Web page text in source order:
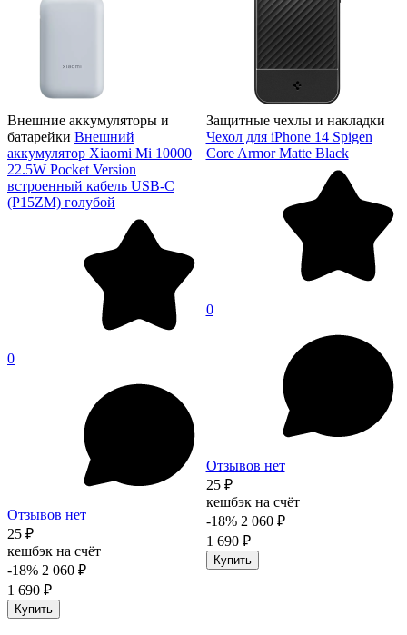
Внешние аккумуляторы и
батарейки Внешний
аккумулятор Xiaomi Mi 10000
22.5W Pocket Version
встроенный кабель USB-C
(P15ZM) голубой
0
Отзывов нет
25 ₽
кешбэк на счёт
-18% 2 060 ₽
1 690 ₽
Купить
Защитные чехлы и накладки
Чехол для iPhone 14 Spigen
Core Armor Matte Black
0
Отзывов нет
25 ₽
кешбэк на счёт
-18% 2 060 ₽
1 690 ₽
Купить